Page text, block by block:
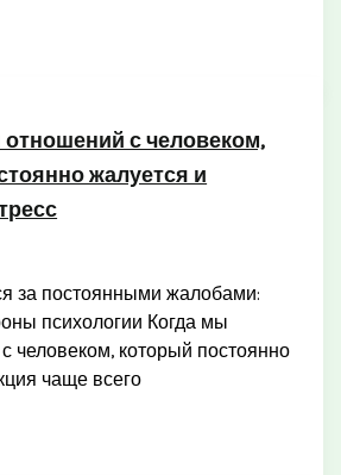
с человеком,
жалуется и
за постоянными жалобами:
психологии Когда мы
человеком, который постоянно
чаще всего